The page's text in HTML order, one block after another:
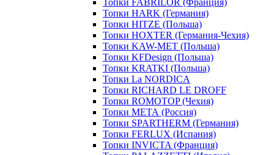
Топки FABRILOR (Франция)
Топки HARK (Германия)
Топки HITZE (Польша)
Топки HOXTER (Германия-Чехия)
Топки KAW-MET (Польша)
Топки KFDesign (Польша)
Топки KRATKI (Польша)
Топки La NORDICA
Топки RICHARD LE DROFF
Топки ROMOTOP (Чехия)
Топки МЕТА (Россия)
Топки SPARTHERM (Германия)
Топки FERLUX (Испания)
Топки INVICTA (Франция)